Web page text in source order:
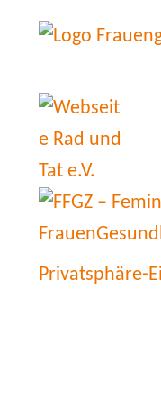
Privatsphäre-